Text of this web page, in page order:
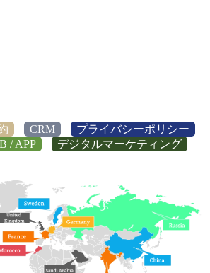
CRM
プライバシーポリシー
/ APP
デジタルマーケティング